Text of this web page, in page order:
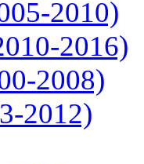
2010)
2016)
2008)
2012)